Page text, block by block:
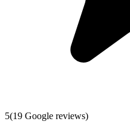
5(19 Google reviews)